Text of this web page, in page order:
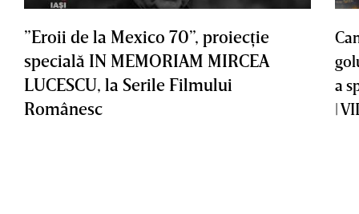
”Eroii de la Mexico 70”, proiecţie
specială IN MEMORIAM MIRCEA
LUCESCU, la Serile Filmului
Românesc
a
|